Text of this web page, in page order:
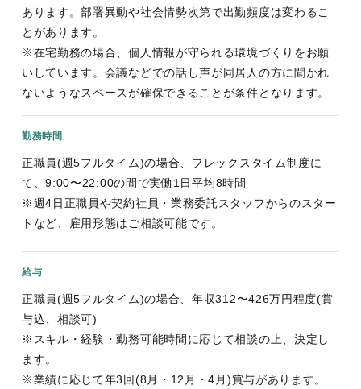
あります。部署異動や社会情勢次第で出勤頻度は変わるこ
とがあります。
※在宅勤務の場合、個人情報が守られる環境づくりをお願
いしています。会議などでの話し声が同居人の方に聞かれ
ないようなスペースが確保できることが条件となります。
勤務時間
正職員(週5フルタイム)の場合、フレックスタイム制度に
て、9:00〜22:00の間で実働1日平均8時間
※週4日正職員や契約社員・業務委託スタッフからのスター
トなど、雇用形態はご相談可能です。
給与
正職員(週5フルタイム)の場合、年収312〜426万円程度(賞
与込、相談可)
※スキル・経験・勤務可能時間に応じて相談の上、決定し
ます。
※業績に応じて年3回(8月・12月・4月)賞与があります。